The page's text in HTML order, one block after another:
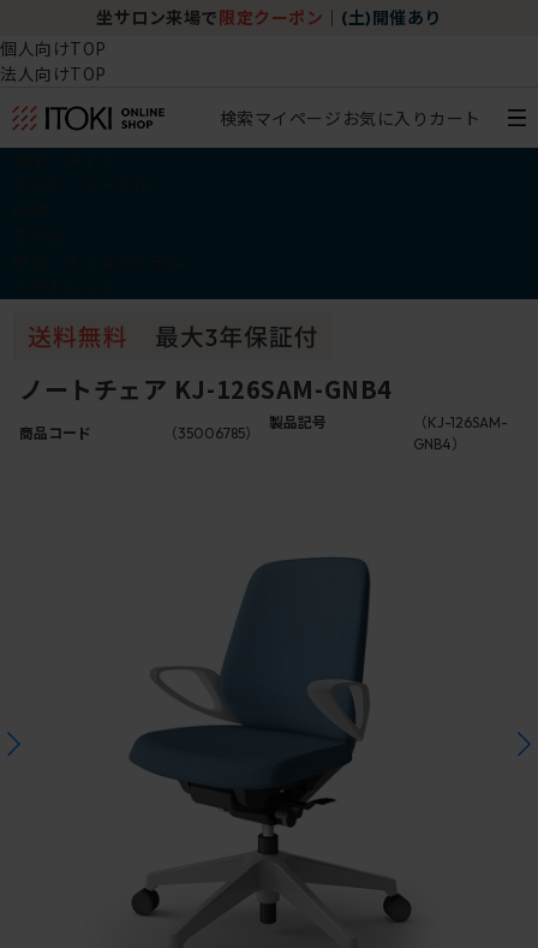
坐サロン来場で 限定クーポン (土)開催あり
個人向けTOP
法人向けTOP
検索マイページ お気に入り カート
ノートチェア KJ-126SAM-GNB4
商品コード （35006785）
製品記号
（KJ-126SAM-
GNB4）